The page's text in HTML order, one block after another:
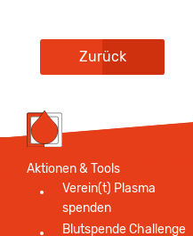
Zurück
Aktionen & Tools
Verein(t) Plasma
spenden
Blutspende Challenge